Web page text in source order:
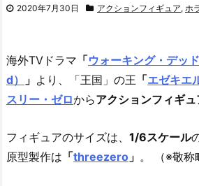
2020年7月30日 アクションフィギュア, ホ
海外TVドラマ 「ウォーキング・デッ
d）
」 より、 「王国」の王 「エゼキエ
スリー・ゼロからアクションフィギュ
フィギュアのサイズは、 1/6スケール
原型製作は 「threezero 」 。 （※敬称